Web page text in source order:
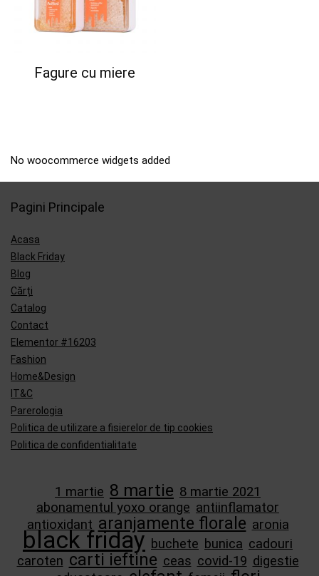
Fagure cu miere
No woocommerce widgets added
Pagini Principale
Acasa
Black Friday
Blog
Cărți
Catalog
Contact
Elementor #16203
Fashion
Home&Design
IT&C
Parerologia
Politica de utilizare a fisierelor de tip cookies
Politica de confidentialitate
1 martie 8 martie 8 martie 2021
abonamentul yoxo orange antiinflamator
antioxidant aranjamente florale aronia
black friday buchete bunica cadouri
caroten carti ieftine ceas covid-19 digestie